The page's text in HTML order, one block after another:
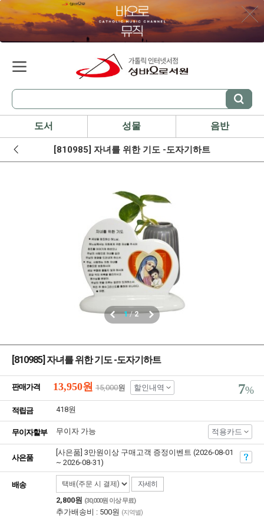
도서 성물 음반
[810985] 자녀를 위한 기도 -도자기하트
1/2
[810985] 자녀를 위한 기도 -도자기하트
판매가격 13,950원 15,000원 할인내역 7%
적립금 418원
무이자할부 무이자 가능 적용카드
사은품
[사은품] 3만원이상 구매고객 증정이벤트 (2026-08-01
~ 2026-08-31)
배송 자세히
2,800원 (30,000원 이상 무료)
추가배송비 : 500원 (지역별)